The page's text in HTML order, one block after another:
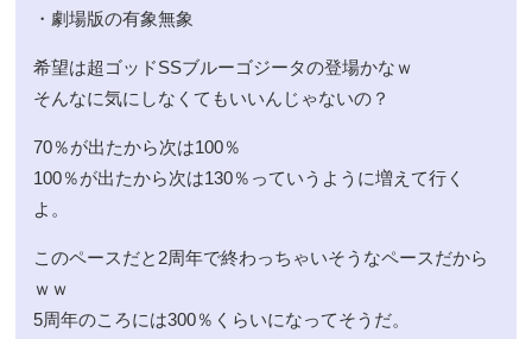
・劇場版の有象無象
希望は超ゴッドSSブルーゴジータの登場かなｗ
そんなに気にしなくてもいいんじゃないの？
70％が出たから次は100％
100％が出たから次は130％っていうように増えて行く
よ。
このペースだと2周年で終わっちゃいそうなペースだから
ｗｗ
5周年のころには300％くらいになってそうだ。